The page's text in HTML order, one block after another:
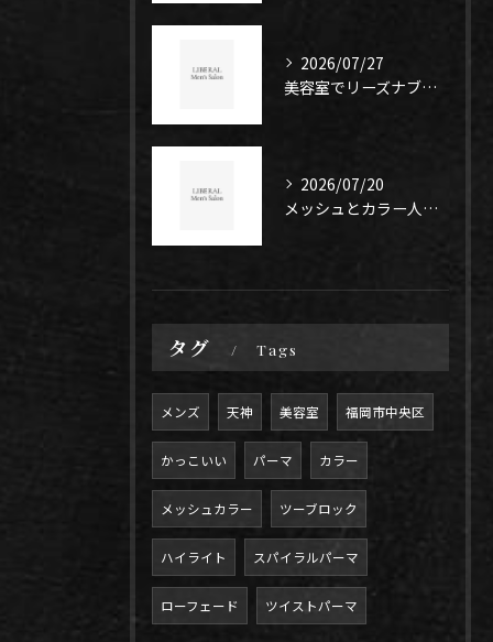
2026/07/27
美容室でリーズナブルにメッシュを楽しむコツと失敗しないオーダー方法
2026/07/20
メッシュとカラー人気の理由を福岡県福岡市中央区大川市で徹底解説
タグ Tags
メンズ 天神 美容室 福岡市中央区
かっこいい パーマ カラー
メッシュカラー ツーブロック
ハイライト スパイラルパーマ
ローフェード ツイストパーマ